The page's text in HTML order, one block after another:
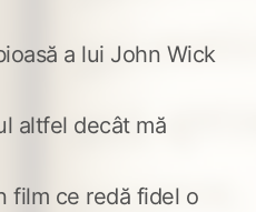
a lui John Wick
altfel decât mă
film ce redă fidel o